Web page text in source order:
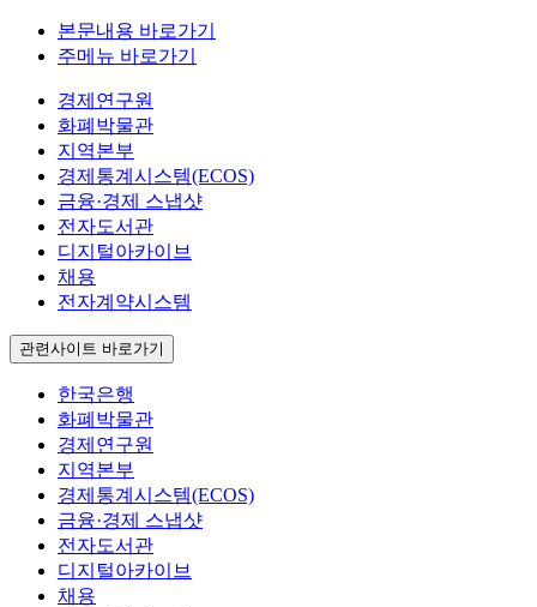
본문내용 바로가기
주메뉴 바로가기
경제연구원
화폐박물관
지역본부
경제통계시스템(ECOS)
금융·경제 스냅샷
전자도서관
디지털아카이브
채용
전자계약시스템
관련사이트 바로가기
한국은행
화폐박물관
경제연구원
지역본부
경제통계시스템(ECOS)
금융·경제 스냅샷
전자도서관
디지털아카이브
채용